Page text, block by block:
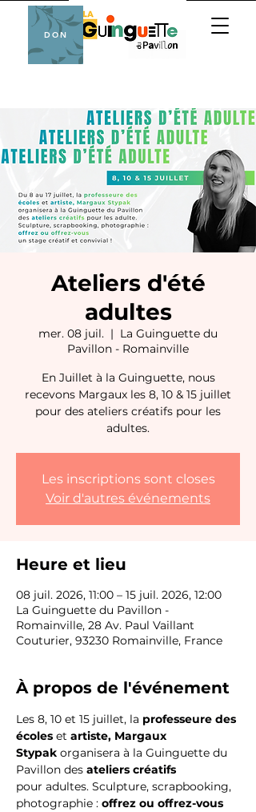
DON
Ateliers d'été
adultes
mer. 08 juil.
  |
La Guinguette du
Pavillon - Romainville
En Juillet à la Guinguette, nous
recevons Margaux les 8, 10 & 15 juillet
pour des ateliers créatifs pour les
adultes.
Les inscriptions sont closes
Voir d'autres événements
Heure et lieu
08 juil. 2026, 11:00 – 15 juil. 2026, 12:00
La Guinguette du Pavillon -
Romainville, 28 Av. Paul Vaillant
Couturier, 93230 Romainville, France
À propos de l'événement
Les 8, 10 et 15 juillet, la professeure des
écoles et artiste, Margaux
Stypak organisera à la Guinguette du
Pavillon des ateliers créatifs
pour adultes. Sculpture, scrapbooking,
photographie : offrez ou offrez-vous